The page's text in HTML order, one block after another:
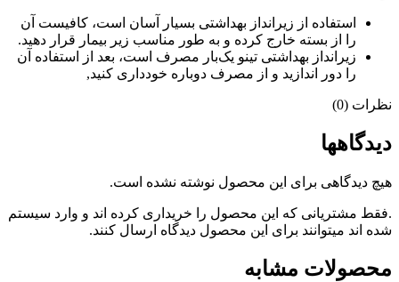
استفاده از زیرانداز بهداشتی بسیار آسان است، کافیست آن
را از بسته خارج کرده و به طور مناسب زیر بیمار قرار دهید.
زیرانداز بهداشتی تینو یک‌بار مصرف است، بعد از استفاده آن
را دور اندازید و از مصرف دوباره خودداری کنید,
نظرات (0)
دیدگاهها
هیچ دیدگاهی برای این محصول نوشته نشده است.
.فقط مشتریانی که این محصول را خریداری کرده اند و وارد سیستم
شده اند میتوانند برای این محصول دیدگاه ارسال کنند.
محصولات مشابه